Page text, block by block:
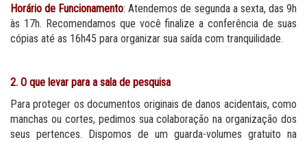
Horário de Funcionamento: Atendemos de segunda a sexta, das 9h
às 17h. Recomendamos que você finalize a conferência de suas
cópias até as 16h45 para organizar sua saída com tranquilidade.
2. O que levar para a sala de pesquisa
Para proteger os documentos originais de danos acidentais, como
manchas ou cortes, pedimos sua colaboração na organização dos
seus pertences. Dispomos de um guarda-volumes gratuito na